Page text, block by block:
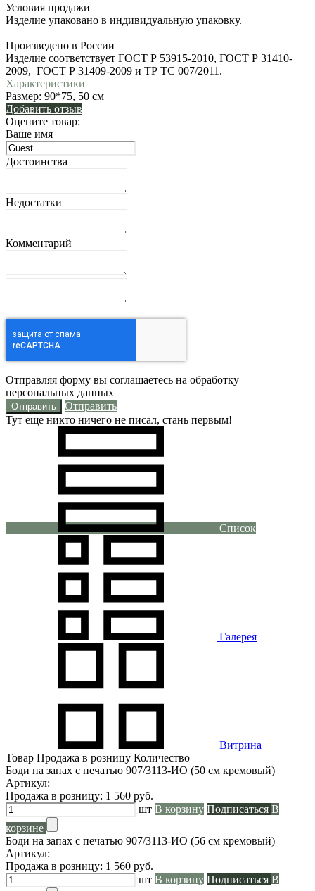
Условия продажи
Изделие упаковано в индивидуальную упаковку.
Произведено в России
Изделие соответствует ГОСТ Р 53915-2010, ГОСТ Р 31410-
2009, ГОСТ Р 31409-2009 и ТР ТС 007/2011.
Характеристики
Размер: 90*75, 50 см
Добавить отзыв
Оцените товар:
Ваше имя
Достоинства
Недостатки
Комментарий
Отправляя форму вы соглашаетесь на обработку
персональных данных
Отправить
Тут еще никто ничего не писал, стань первым!
Список
Галерея
Витрина
Товар Продажа в розницу Количество
Боди на запах с печатью 907/3113-ИО (50 см кремовый)
Артикул:
Продажа в розницу: 1 560 руб.
шт В корзину Подписаться В
корзине
Боди на запах с печатью 907/3113-ИО (56 см кремовый)
Артикул:
Продажа в розницу: 1 560 руб.
шт В корзину Подписаться В